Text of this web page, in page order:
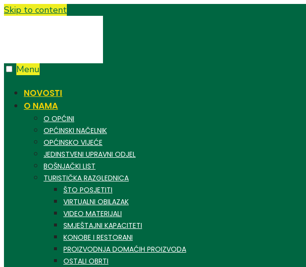
Skip to content
Menu
NOVOSTI
O NAMA
O OPĆINI
OPĆINSKI NAČELNIK
OPĆINSKO VIJEĆE
JEDINSTVENI UPRAVNI ODJEL
BOŠNJAČKI LIST
TURISTIČKA RAZGLEDNICA
ŠTO POSJETITI
VIRTUALNI OBILAZAK
VIDEO MATERIJALI
SMJEŠTAJNI KAPACITETI
KONOBE I RESTORANI
PROIZVODNJA DOMAĆIH PROIZVODA
OSTALI OBRTI